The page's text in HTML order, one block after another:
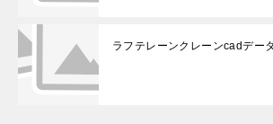
ラフテレーンクレーンcadデータ